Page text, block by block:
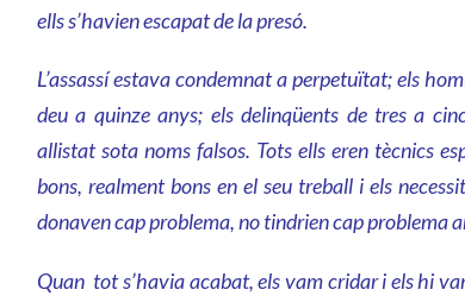
ells s’havien escapat de la presó.
L’assassí estava condemnat a perpetuïtat; els
deu a quinze anys; els delinqüents de tres a
allistat sota noms falsos. Tots ells eren tècnics
bons, realment bons en el seu treball i els
donaven cap problema, no tindrien cap problema
Quan tot s’havia acabat, els vam cridar i els hi